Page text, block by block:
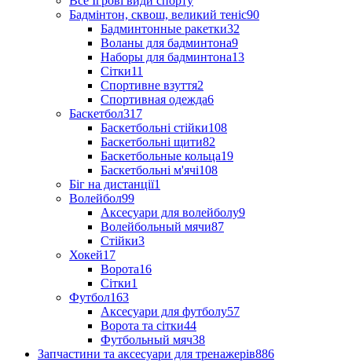
Бадмінтон, сквош, великий теніс90
Бадминтонные ракетки32
Воланы для бадминтона9
Наборы для бадминтона13
Сітки11
Спортивне взуття2
Спортивная одежда6
Баскетбол317
Баскетбольні стійки108
Баскетбольні щити82
Баскетбольные кольца19
Баскетбольні м'ячі108
Біг на дистанції1
Волейбол99
Аксесуари для волейболу9
Волейбольный мячи87
Стійки3
Хокей17
Ворота16
Сітки1
Футбол163
Аксесуари для футболу57
Ворота та сітки44
Футбольный мяч38
Запчастини та аксесуари для тренажерів886